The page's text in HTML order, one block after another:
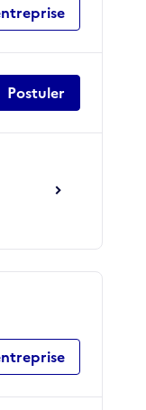
Postuler